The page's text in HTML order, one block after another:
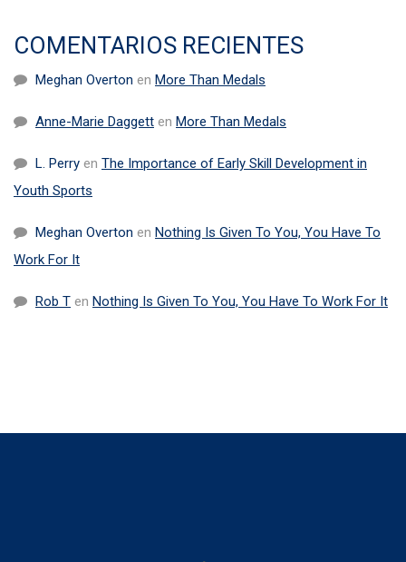
COMENTARIOS RECIENTES
Meghan Overton en More Than Medals
Anne-Marie Daggett en More Than Medals
L. Perry en The Importance of Early Skill Development in
Youth Sports
Meghan Overton en Nothing Is Given To You, You Have To
Work For It
Rob T en Nothing Is Given To You, You Have To Work For It